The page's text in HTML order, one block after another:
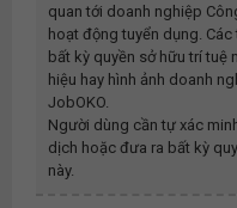
quan tới doanh nghiệp
hoạt động tuyển dụng.
bất kỳ quyền sở hữu trí tuệ
hiệu hay hình ảnh doanh
JobOKO.
Người dùng cần tự xác
dịch hoặc đưa ra bất kỳ
này.